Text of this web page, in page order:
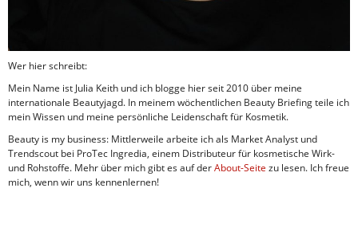
Wer hier schreibt:
Mein Name ist Julia Keith und ich blogge hier seit 2010 über meine
internationale Beautyjagd. In meinem wöchentlichen Beauty Briefing teile ich
mein Wissen und meine persönliche Leidenschaft für Kosmetik.
Beauty is my business: Mittlerweile arbeite ich als Market Analyst und
Trendscout bei ProTec Ingredia, einem Distributeur für kosmetische Wirk-
und Rohstoffe. Mehr über mich gibt es auf derAbout-Seite zu lesen. Ich freue
mich, wenn wir uns kennenlernen!